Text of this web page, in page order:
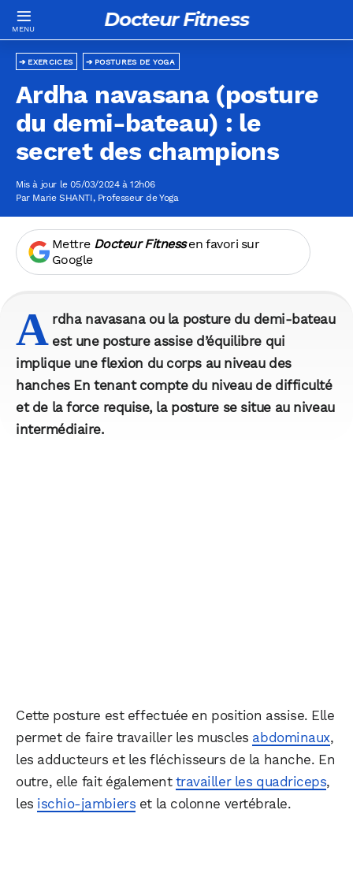
Docteur Fitness
POSTURES DE YOGA
EXERCICES
Ardha navasana (posture
du demi-bateau) : le
secret des champions
Mis à jour le 05/03/2024 à 12h06
Par Marie SHANTI, Professeur de Yoga
Mettre Docteur Fitnessen favori sur
Google
A rdha navasana ou la posture du demi-bateau
est une posture assise d’équilibre qui
implique une flexion du corps au niveau des
hanches En tenant compte du niveau de difficulté
et de la force requise, la posture se situe au niveau
intermédiaire.
Cette posture est effectuée en position assise. Elle
permet de faire travailler les muscles abdominaux,
les adducteurs et les fléchisseurs de la hanche. En
outre, elle fait également travailler les quadriceps,
les ischio-jambiers et la colonne vertébrale.